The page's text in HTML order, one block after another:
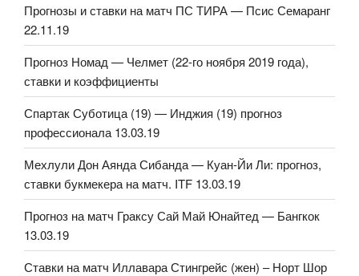
Прогнозы и ставки на матч ПС ТИРА — Псис Семаранг
22.11.19
Прогноз Номад — Челмет (22-го ноября 2019 года),
ставки и коэффициенты
Спартак Суботица (19) — Инджия (19) прогноз
профессионала 13.03.19
Мехлули Дон Аянда Сибанда — Куан-Йи Ли: прогноз,
ставки букмекера на матч. ITF 13.03.19
Прогноз на матч Граксу Сай Май Юнайтед — Бангкок
13.03.19
Ставки на матч Иллавара Стингрейс (жен) – Норт Шор